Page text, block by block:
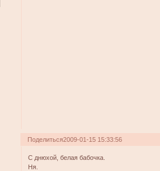
Поделиться2009-01-15 15:33:56
С днюхой, белая бабочка.
Ня.